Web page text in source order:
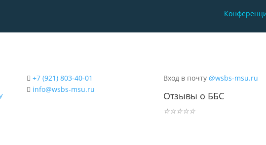
+7 (921) 803-40-01
info@wsbs-msu.ru
Вход в почту@wsbs-msu.ru
Отзывы о ББС
☆☆☆☆☆